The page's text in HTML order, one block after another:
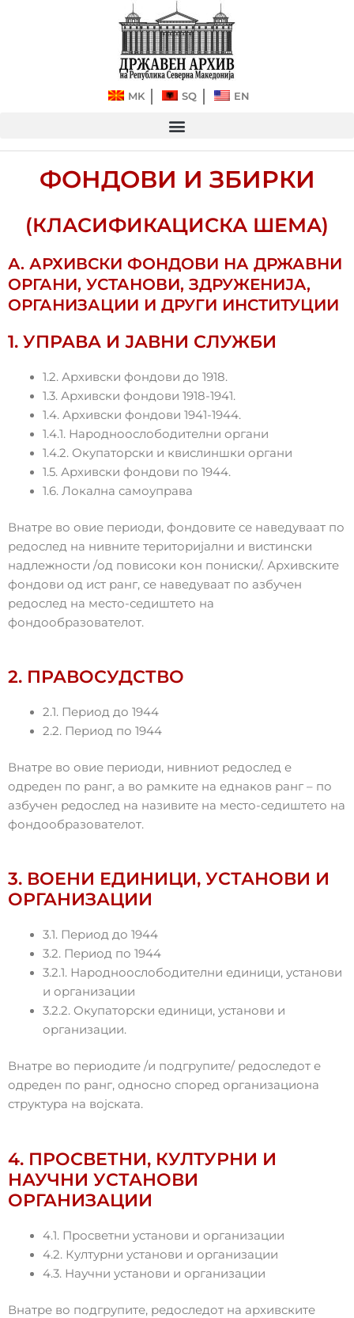
MK SQ EN
ФОНДОВИ И ЗБИРКИ
(КЛАСИФИКАЦИСКА ШЕМА)
А. АРХИВСКИ ФОНДОВИ НА ДРЖАВНИ
ОРГАНИ, УСТАНОВИ, ЗДРУЖЕНИЈА,
ОРГАНИЗАЦИИ И ДРУГИ ИНСТИТУЦИИ
1. УПРАВА И ЈАВНИ СЛУЖБИ
1.2. Архивски фондови до 1918.
1.3. Архивски фондови 1918-1941.
1.4. Архивски фондови 1941-1944.
1.4.1. Народноослободителни органи
1.4.2. Окупаторски и квислиншки органи
1.5. Архивски фондови по 1944.
1.6. Локална самоуправа
Внатре во овие периоди, фондовите се наведуваат по
редослед на нивните територијални и вистински
надлежности /од повисоки кон пониски/. Архивските
фондови од ист ранг, се наведуваат по азбучен
редослед на место-седиштето на
фондообразователот.
2. ПРАВОСУДСТВО
2.1. Период до 1944
2.2. Период по 1944
Внатре во овие периоди, нивниот редослед е
одреден по ранг, а во рамките на еднаков ранг – по
азбучен редослед на називите на место-седиштето на
фондообразователот.
3. ВОЕНИ ЕДИНИЦИ, УСТАНОВИ И
ОРГАНИЗАЦИИ
3.1. Период до 1944
3.2. Период по 1944
3.2.1. Народноослободителни единици, установи
и организации
3.2.2. Окупаторски единици, установи и
организации.
Внатре во периодите /и подгрупите/ редоследот е
одреден по ранг, односно според организациона
структура на војската.
4. ПРОСВЕТНИ, КУЛТУРНИ И
НАУЧНИ УСТАНОВИ
ОРГАНИЗАЦИИ
4.1. Просветни установи и организации
4.2. Културни установи и организации
4.3. Научни установи и организации
Внатре во подгрупите, редоследот на архивските